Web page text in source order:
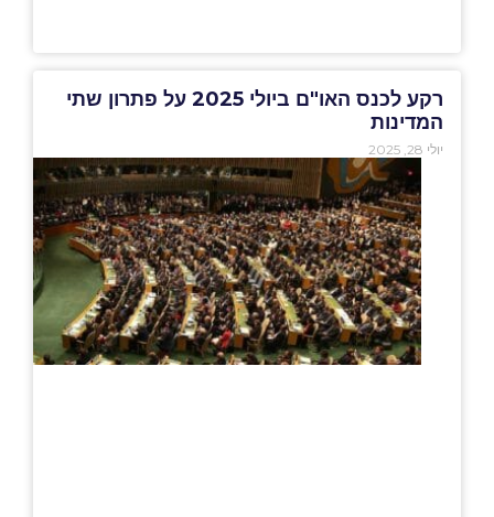
רקע לכנס האו"ם ביולי 2025 על פתרון שתי
המדינות
יולי 28, 2025